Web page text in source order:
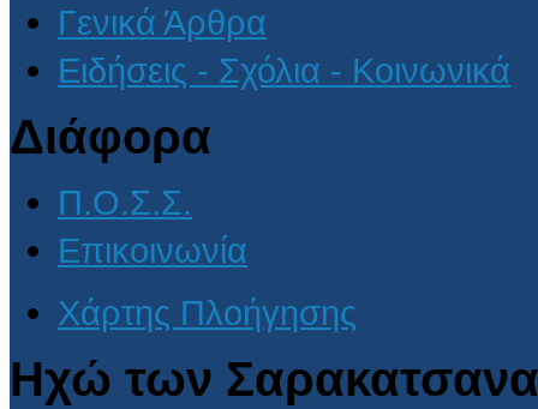
Γενικά Άρθρα
Ειδήσεις - Σχόλια - Κοινωνικά
Διάφορα
Π.Ο.Σ.Σ.
Επικοινωνία
Χάρτης Πλοήγησης
Ηχώ των